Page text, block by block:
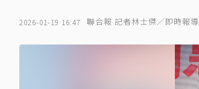
2026-01-19 16:47 聯合報 記者林士傑／即時報導